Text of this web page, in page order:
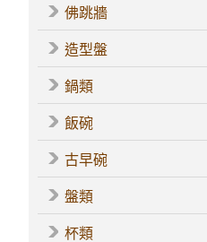
佛跳牆
造型盤
鍋類
飯碗
古早碗
盤類
杯類